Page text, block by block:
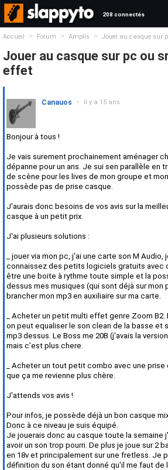
208 connectés
Accueil > Forum > Amplis > Jouer au casque sur
Jouer au casque sur pc ou
effet
Canauos • il y a 15 ans
Bonjour à tous !
Je vais surement prochainement aménager
dépanne pour un ans. Je sui sen parallèle en
de scène pour les lives de mon groupe et
possède pas de prise casque.
J'aurais donc besoins de vos avis sur la
casque à un petit prix.
J'ai plusieurs solutions :
_ jouer via mon pc, j'ai une carte son M Audio,
connaissez des petits logiciels gratuits avec
être une boite à rythme toute simple et la
dessus mes musiques (qui sont déjà sur mon
brancher mon mp3 en auxiliaire sur ma carte.
_ Acheter un petit multi effet genre Zoom
on peut equaliser le son clean de la basse et
mp3 dessus. Le Boss me 20B (j'avais la
mais c'est plus chere.
_ Acheter un tout petit combo avec une prise
que ça me revienne plus chère.
J'attends vos avis !
Pour infos, je possède déjà un bon casque
Donc à ce niveau je suis équipé.
Je jouerais donc au casque toute la semaine
avoir un son trop pourri. De plus je joue sur 2
en 18v et principalement sur une fretless. Je
définition du son étant donné qu'il me faut de